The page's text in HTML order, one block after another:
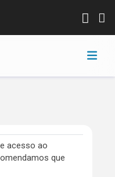
acesso ao
que